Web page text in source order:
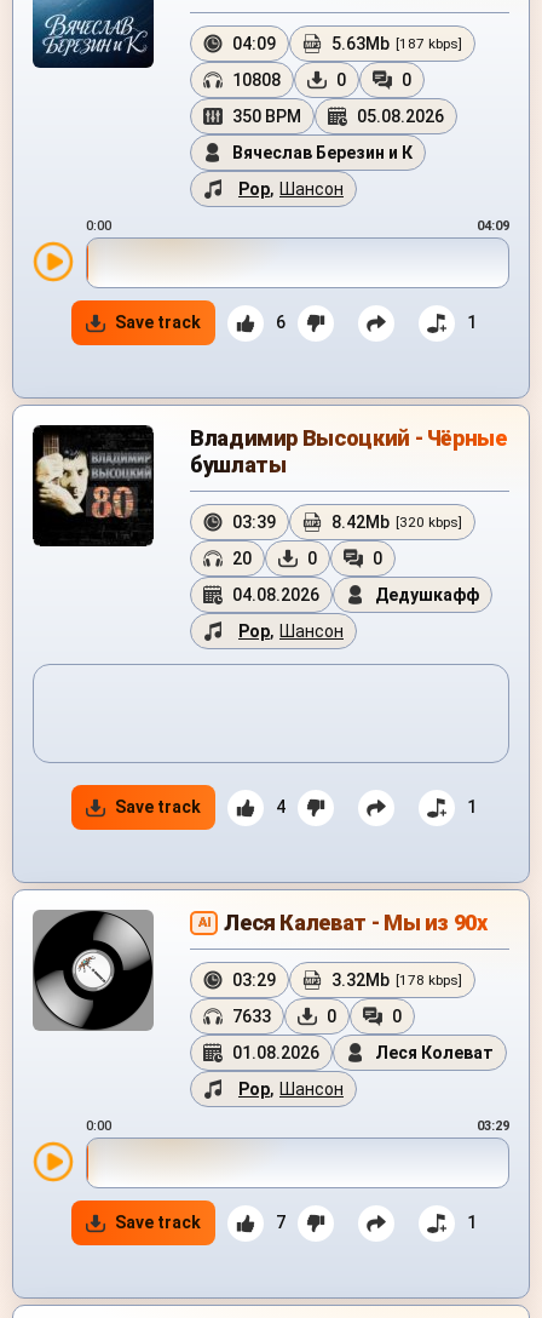
04:09 5.63Mb [187 kbps]
10808 0
0
350 BPM
05.08.2026
Вячеслав Березин и К
Pop, Шансон
0:00 04:09
Save track 6 1
Владимир Высоцкий - Чёрные
бушлаты
03:39 8.42Mb [320 kbps]
20 0
0
04.08.2026
Дедушкафф
Pop, Шансон
Save track 4 1
AI Леся Калеват - Мы из 90х
03:29 3.32Mb [178 kbps]
7633 0
0
01.08.2026
Леся Колеват
Pop, Шансон
0:00 03:29
Save track 7 1